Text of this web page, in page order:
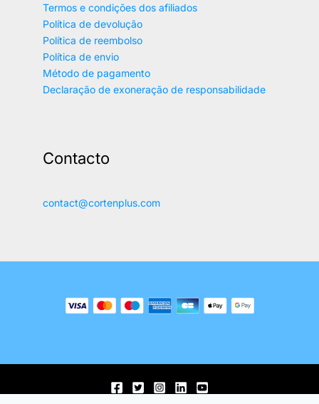
Termos e condições dos afiliados
Política de devolução
Política de reembolso
Política de envio
Método de pagamento
Declaração de exoneração de responsabilidade
Contacto
contact@cortenplus.com